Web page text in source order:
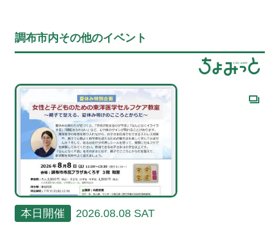
調布市内その他のイベント
本日開催 2026.08.08 SAT